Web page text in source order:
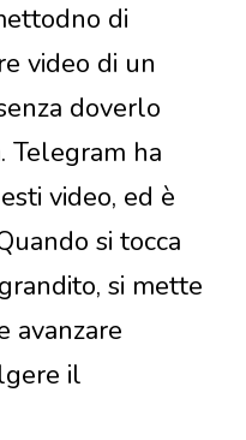
di
video di un
doverlo
Telegram ha
video, ed è
si tocca
si mette
avanzare
il